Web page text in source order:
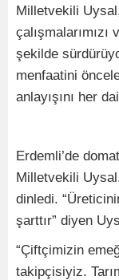
Milletvekili
çalışmalarımızı
şekilde
menfaatini
anlayışını her
Erdemli’de
Milletvekili
dinledi.
şarttır” diyen
“Çiftçimizin
takipçisiyiz.